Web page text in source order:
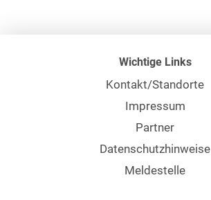
Wichtige Links
Kontakt/Standorte
Impressum
Partner
Datenschutzhinweise
Meldestelle